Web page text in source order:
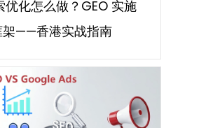
优化怎么做？GEO 实施
架——香港实战指南